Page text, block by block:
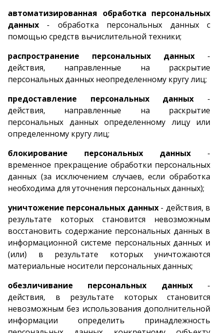
автоматизированная обработка персональных
данных - обработка персональных данных с
помощью средств вычислительной техники;
распространение персональных данных -
действия, направленные на раскрытие
персональных данных неопределенному кругу лиц;
предоставление персональных данных -
действия, направленные на раскрытие
персональных данных определенному лицу или
определенному кругу лиц;
блокирование персональных данных -
временное прекращение обработки персональных
данных (за исключением случаев, если обработка
необходима для уточнения персональных данных);
уничтожение персональных данных- действия, в
результате которых становится невозможным
восстановить содержание персональных данных в
информационной системе персональных данных и
(или) в результате которых уничтожаются
материальные носители персональных данных;
обезличивание персональных данных-
действия, в результате которых становится
невозможным без использования дополнительной
информации определить принадлежность